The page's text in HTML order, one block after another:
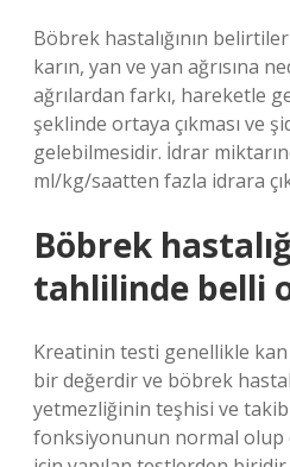
Böbrek hastalığının
karın, yan ve yan ağrısına
ağrılardan farkı, hareketle
şeklinde ortaya çıkması ve
gelebilmesidir. İdrar
ml/kg/saatten fazla idrara
Böbrek
tahlilinde belli
Kreatinin testi genellikle
bir değerdir ve böbrek
yetmezliğinin teşhisi ve
fonksiyonunun normal olup